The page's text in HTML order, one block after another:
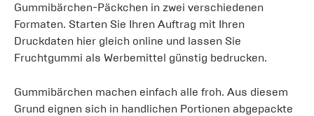
Gummibärchen-Päckchen in zwei verschiedenen
Formaten. Starten Sie Ihren Auftrag mit Ihren
Druckdaten hier gleich online und lassen Sie
Fruchtgummi als Werbemittel günstig bedrucken.
Gummibärchen machen einfach alle froh. Aus diesem
Grund eignen sich in handlichen Portionen abgepackte